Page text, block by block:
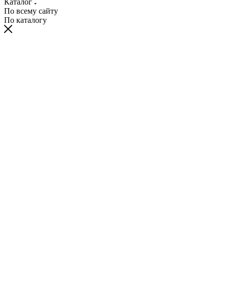
По всему сайту
По каталогу